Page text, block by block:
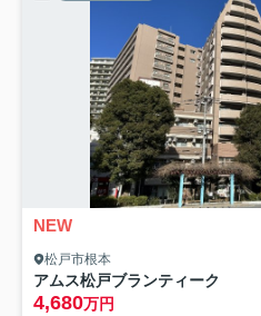
NEW
松戸市根本
アムス松戸ブランティーク
4,680万円